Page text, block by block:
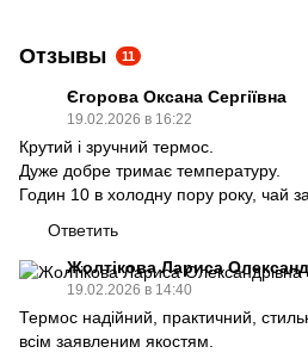
Отзывы 11
Єгорова Оксана Сергіївна
19.02.2026 в 16:22
Крутий і зручний термос.
Дуже добре тримає температуру.
Годин 10 в холодну пору року, чай
Ответить
Жолтікова Лариса
19.02.2026 в 14:40
Термос надійний, практичний,
всім заявленим якостям.